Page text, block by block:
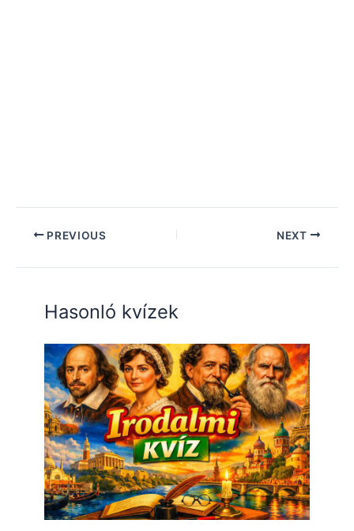
PREVIOUS NEXT
Hasonló kvízek